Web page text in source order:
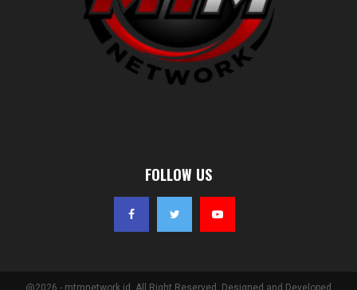
FOLLOW US
@2026 - mtmnetwork.id. All Right Reserved. Designed and Developed